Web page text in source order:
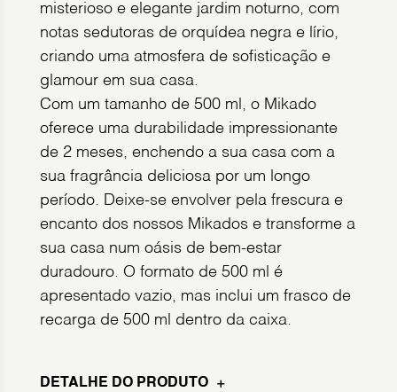
misterioso e elegante jardim noturno, com
notas sedutoras de orquídea negra e lírio,
criando uma atmosfera de sofisticação e
glamour em sua casa.
Com um tamanho de 500 ml, o Mikado
oferece uma durabilidade impressionante
de 2 meses, enchendo a sua casa com a
sua fragrância deliciosa por um longo
período. Deixe-se envolver pela frescura e
encanto dos nossos Mikados e transforme a
sua casa num oásis de bem-estar
duradouro. O formato de 500 ml é
apresentado vazio, mas inclui um frasco de
recarga de 500 ml dentro da caixa.
DETALHE DO PRODUTO